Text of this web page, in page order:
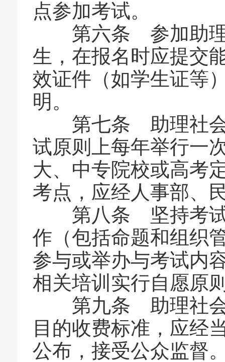
点参加考试。
第六条 参加助理
生，在报名时应提交
效证件（如学生证等
明。
第七条 助理社会
试原则上每年举行一
大、中专院校或高考
考点，应经人事部、
第八条 坚持考试
作（包括命题和组织
参与或举办与考试内
相关培训实行自愿原
第九条 助理社会
目的收费标准，应经
公布，接受公众监督